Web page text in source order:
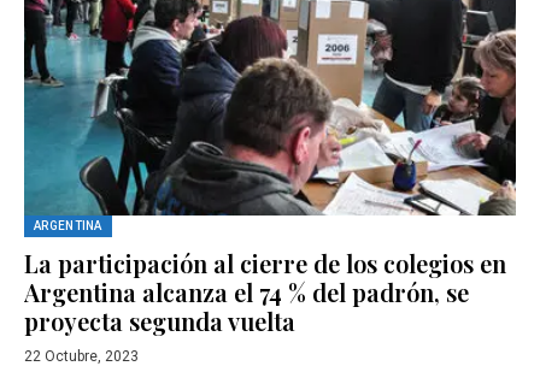
ARGENTINA
La participación al cierre de los colegios en
Argentina alcanza el 74 % del padrón, se
proyecta segunda vuelta
22 Octubre, 2023